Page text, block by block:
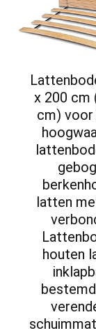
x 200 cm
cm) voor
latten
houten